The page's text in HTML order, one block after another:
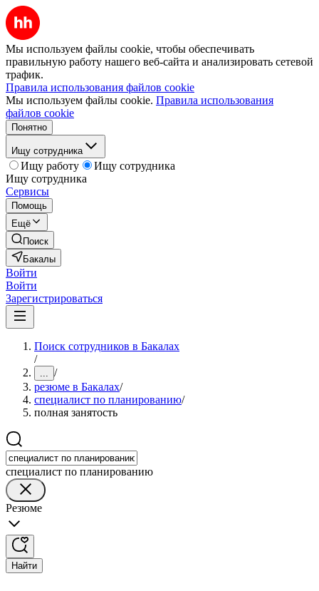
Мы используем файлы cookie, чтобы обеспечивать
правильную работу нашего веб-сайта и анализировать сетевой
трафик.
Правила использования файлов cookie
Мы используем файлы cookie. Правила использования
файлов cookie
Понятно
Ищу сотрудника
Ищу работу
Ищу сотрудника
Ищу сотрудника
Сервисы
Помощь
Ещё
Поиск
Бакалы
Войти
Войти
Зарегистрироваться
Поиск сотрудников в Бакалах
/
... /
резюме в Бакалах/
специалист по планированию/
полная занятость
специалист по планированию
Резюме
Найти